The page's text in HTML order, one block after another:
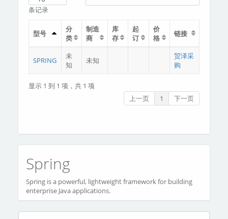
条记录
型号
分
类
制造
商
库
存
起
订
价
格
链接
SPRING
未
知
未知
贸泽采
购
显示 1 到 1 项，共 1 项
上一页
1 下一页
Spring
Spring is a powerful, lightweight framework for building
enterprise Java applications.